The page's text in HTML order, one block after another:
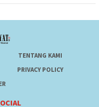
TENTANG KAMI
PRIVACY POLICY